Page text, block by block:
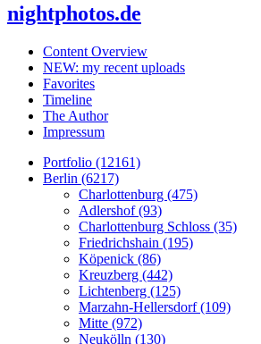
nightphotos.de
Content Overview
NEW: my recent uploads
Favorites
Timeline
The Author
Impressum
Portfolio (12161)
Berlin (6217)
Charlottenburg (475)
Adlershof (93)
Charlottenburg Schloss (35)
Friedrichshain (195)
Köpenick (86)
Kreuzberg (442)
Lichtenberg (125)
Marzahn-Hellersdorf (109)
Mitte (972)
Neukölln (130)